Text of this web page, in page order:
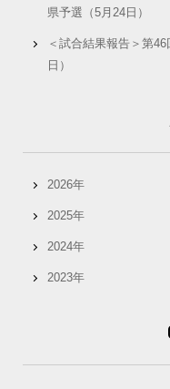
県予選（5月24日）
＜試合結果報告＞第
日）
2026年
2025年
2024年
2023年